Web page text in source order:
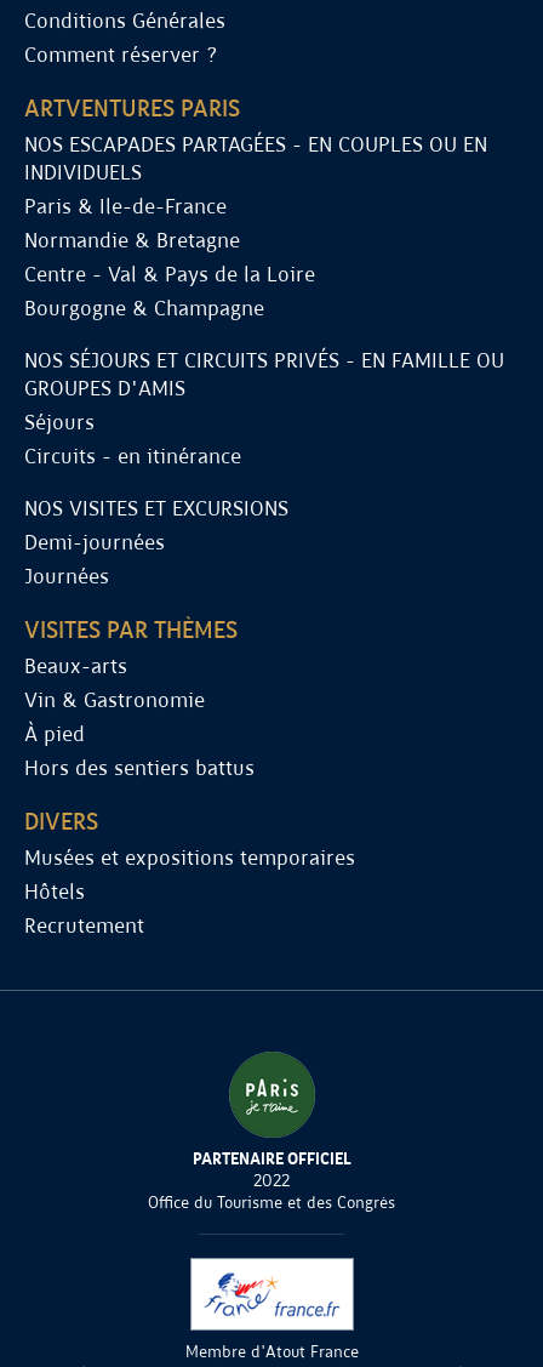
Conditions Générales
Comment réserver ?
ARTVENTURES PARIS
NOS ESCAPADES PARTAGÉES - EN COUPLES OU EN
INDIVIDUELS
Paris & Ile-de-France
Normandie & Bretagne
Centre - Val & Pays de la Loire
Bourgogne & Champagne
NOS SÉJOURS ET CIRCUITS PRIVÉS - EN FAMILLE OU
GROUPES D'AMIS
Séjours
Circuits - en itinérance
NOS VISITES ET EXCURSIONS
Demi-journées
Journées
VISITES PAR THÈMES
Beaux-arts
Vin & Gastronomie
À pied
Hors des sentiers battus
DIVERS
Musées et expositions temporaires
Hôtels
Recrutement
PARTENAIRE OFFICIEL
2022
Office du Tourisme et des Congrès
Membre d'Atout France